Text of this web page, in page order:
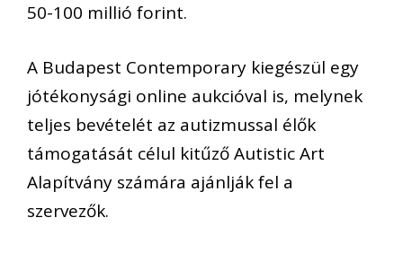
50-100 millió forint.
A Budapest Contemporary kiegészül egy
jótékonysági online aukcióval is, melynek
teljes bevételét az autizmussal élők
támogatását célul kitűző Autistic Art
Alapítvány számára ajánlják fel a
szervezők.